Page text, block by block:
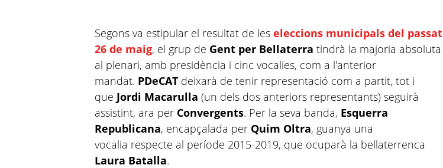
Segons va estipular el resultat de leseleccions municipalsdel passat
26 de maig, el grup de Gent per Bellaterratindrà la majoria absoluta
al plenari, amb presidència i cinc vocalies, com a l'anterior
mandat. PDeCAT deixarà de tenir representació com a partit, tot i
que Jordi Macarulla(un dels dos anteriors representants) seguirà
assistint, ara per Convergents. Per la seva banda, Esquerra
Republicana, encapçalada per Quim Oltra, guanya una
vocalia respecte al període 2015-2019, que ocuparà la bellaterrenca
Laura Batalla.